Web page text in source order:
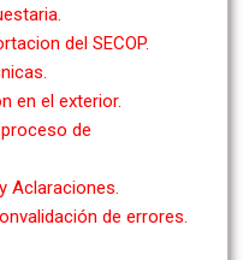
del SECOP.
en el exterior.
de
Aclaraciones.
de errores.